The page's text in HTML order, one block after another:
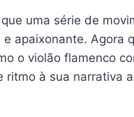
uma série de
apaixonante. Agora
o violão flamenco
à sua narrativa